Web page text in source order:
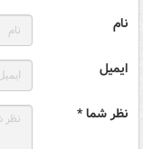
نام
ایمیل
نظر شما *